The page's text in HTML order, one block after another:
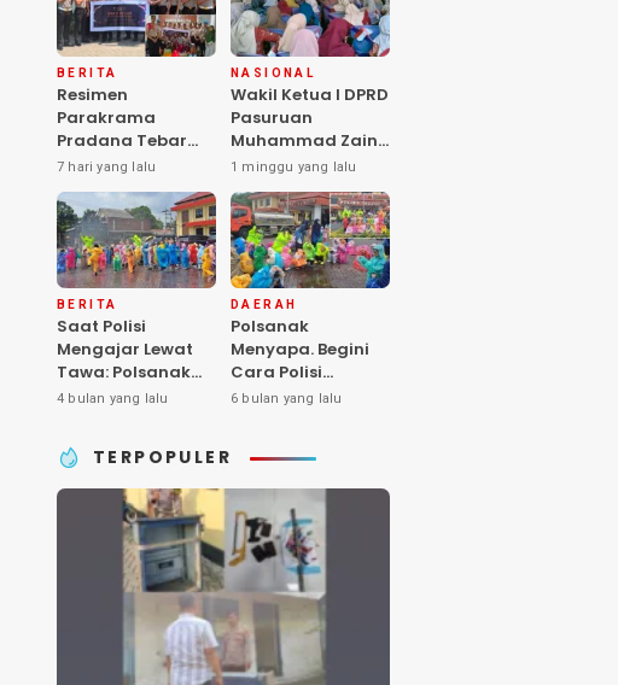
BERITA
Resimen
Parakrama
Pradana Tebar
Kepedulian di
Panti Asuhan
Griya Balita SYD,
Peluk Hangat
Balita Terlantar
“POLRI Hadir
Dengan Hati”
7 hari yang lalu
NASIONAL
Wakil Ketua I DPRD
Pasuruan
Muhammad Zaini
Soroti Krisis
Fasilitas Sekolah
di Tengah Efisiensi
Anggaran
1 minggu yang lalu
BERITA
Saat Polisi
Mengajar Lewat
Tawa: Polsanak
Pasuruan Sentuh
Sejak Dini
4 bulan yang lalu
DAERAH
Polsanak
Menyapa. Begini
Cara Polisi
Mendekatkan
Sejak Usia Dini
6 bulan yang lalu
TERPOPULER